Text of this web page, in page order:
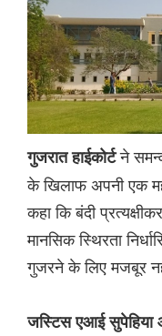
गुजरात हाईकोर्टने
के खिलाफ अपनी एक
कहा कि बंदी
मानसिक स्थिरता
गुजरने के लिए मजबूर
जस्टिस एआई सुपेहिया